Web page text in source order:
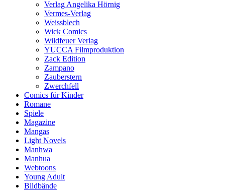
Verlag Angelika Hörnig
Vermes-Verlag
Weissblech
Wick Comics
Wildfeuer Verlag
YUCCA Filmproduktion
Zack Edition
Zampano
Zauberstern
Zwerchfell
Comics für Kinder
Romane
Spiele
Magazine
Mangas
Light Novels
Manhwa
Manhua
Webtoons
Young Adult
Bildbände